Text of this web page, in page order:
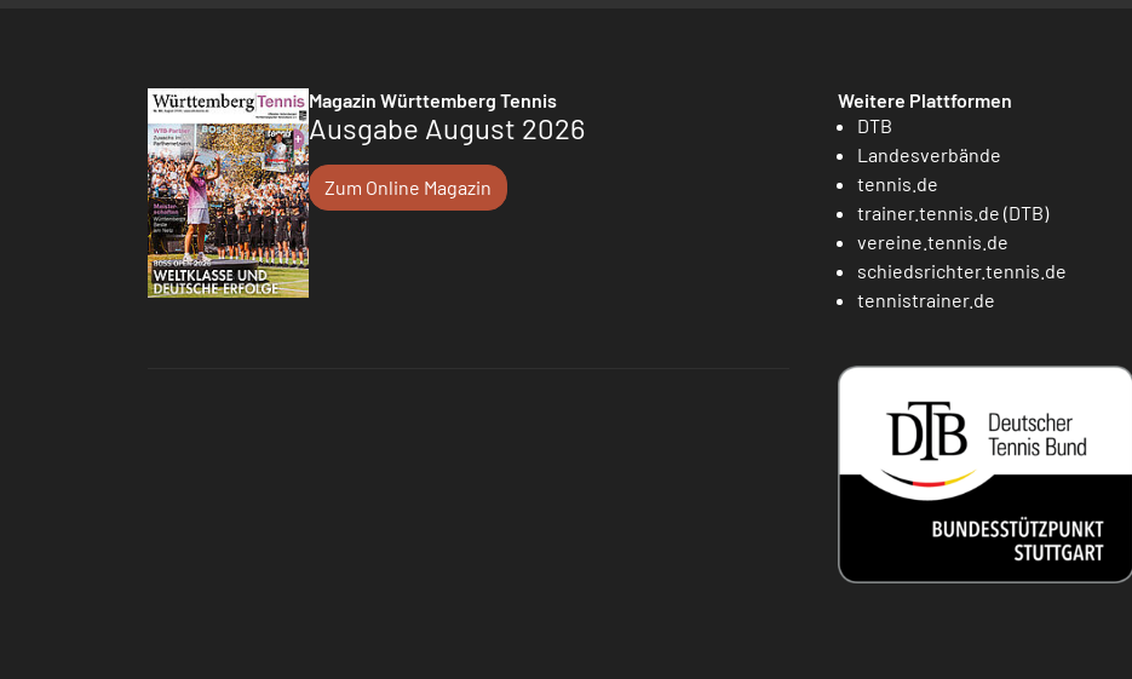
Magazin Württemberg Tennis
Ausgabe August 2026
Zum Online Magazin
Weitere Plattformen
DTB
Landesverbände
tennis.de
trainer.tennis.de (DTB)
vereine.tennis.de
schiedsrichter.tennis.de
tennistrainer.de